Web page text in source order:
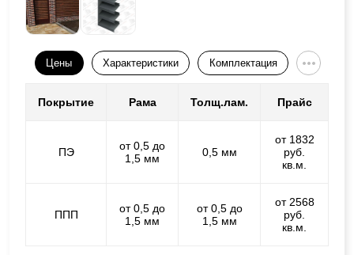
Цены Характеристики Комплектация
Покрытие Рама Толщ.лам. Прайс
ПЭ
от 0,5 до
1,5 мм
0,5 мм
от 1832
руб.
кв.м.
ППП
от 0,5 до
1,5 мм
от 0,5 до
1,5 мм
от 2568
руб.
кв.м.